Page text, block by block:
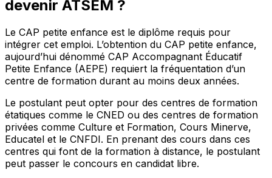
devenir ATSEM ?
Le CAP petite enfance est le diplôme requis pour
intégrer cet emploi. L’obtention du CAP petite enfance,
aujourd’hui dénommé CAP Accompagnant Éducatif
Petite Enfance (AEPE) requiert la fréquentation d’un
centre de formation durant au moins deux années.
Le postulant peut opter pour des centres de formation
étatiques comme le CNED ou des centres de formation
privées comme Culture et Formation, Cours Minerve,
Educatel et le CNFDI. En prenant des cours dans ces
centres qui font de la formation à distance, le postulant
peut passer le concours en candidat libre.